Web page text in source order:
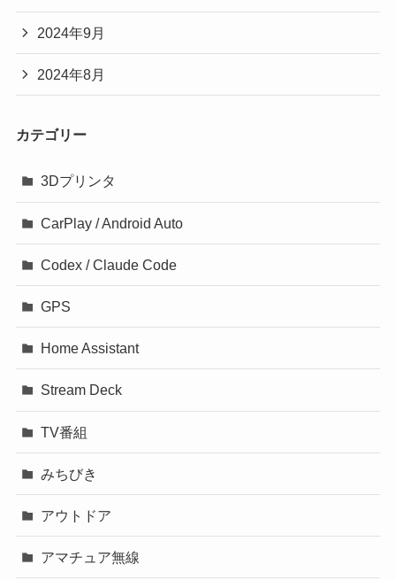
2024年9月
2024年8月
カテゴリー
3Dプリンタ
CarPlay / Android Auto
Codex / Claude Code
GPS
Home Assistant
Stream Deck
TV番組
みちびき
アウトドア
アマチュア無線